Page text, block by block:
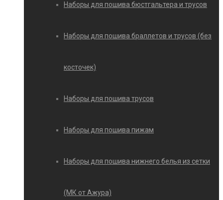
Наборы для пошива бюстгальтера и трусов
Наборы для пошива браллетов и трусов (без
косточек)
Наборы для пошива трусов
Наборы для пошива пижам
Наборы для пошива нижнего белья из сетки
(МК от Ажура)